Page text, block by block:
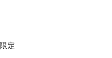
定